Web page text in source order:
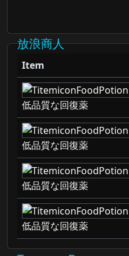
放浪商人
Item
低品質な回復薬
低品質な回復薬
低品質な回復薬
低品質な回復薬